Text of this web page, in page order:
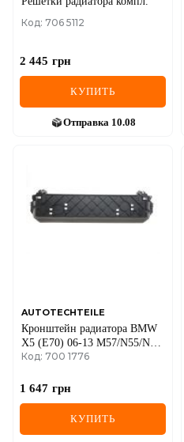
Код: 706 5112
2 445 грн
КУПИТЬ
Отправка 10.08
AUTOTECHTEILE
Кронштейн радиатора BMW
X5 (E70) 06-13 M57/N55/N57
(нижний)
Код: 700 1776
1 647 грн
КУПИТЬ